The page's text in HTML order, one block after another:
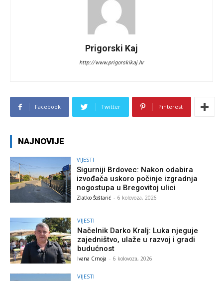
Prigorski Kaj
http://www.prigorskikaj.hr
Facebook Twitter Pinterest
NAJNOVIJE
VIJESTI
Sigurniji Brdovec: Nakon odabira
izvođača uskoro počinje izgradnja
nogostupa u Bregovitoj ulici
Zlatko Šoštarić - 6 kolovoza, 2026
VIJESTI
Načelnik Darko Kralj: Luka njeguje
zajedništvo, ulaže u razvoj i gradi
budućnost
Ivana Crnoja - 6 kolovoza, 2026
VIJESTI